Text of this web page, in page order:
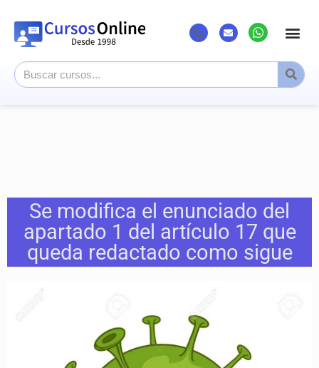
Se modifica el enunciado del
apartado 1 del artículo 17 que
queda redactado como sigue